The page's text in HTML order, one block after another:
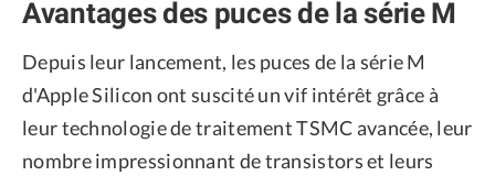
Avantages des puces de la série M
Depuis leur lancement, les puces de la série M
d'Apple Silicon ont suscité un vif intérêt grâce à
leur technologie de traitement TSMC avancée, leur
nombre impressionnant de transistors et leurs